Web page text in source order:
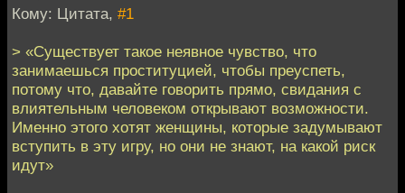
Кому: Цитата, #1
> «Существует такое неявное чувство, что
занимаешься проституцией, чтобы преуспеть,
потому что, давайте говорить прямо, свидания с
влиятельным человеком открывают возможности.
Именно этого хотят женщины, которые задумывают
вступить в эту игру, но они не знают, на какой риск
идут»